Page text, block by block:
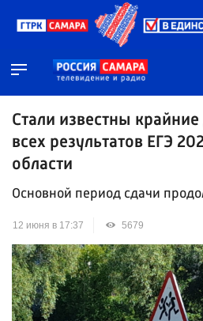
Стали известны
всех результатов ЕГЭ
области
Основной период сдачи
12 июня в 17:37 5679